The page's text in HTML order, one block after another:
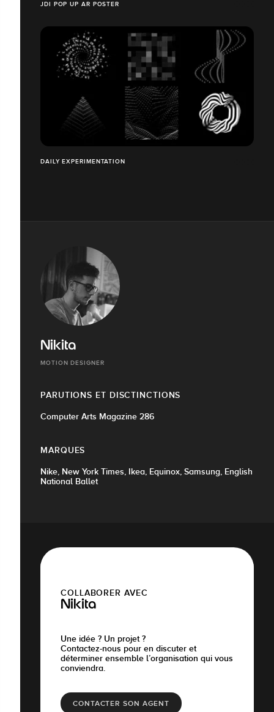
JDI POP UP AR POSTER
DAILY EXPERIMENTATION
Nikita
MOTION DESIGNER
PARUTIONS ET DISCTINCTIONS
Computer Arts Magazine 286
MARQUES
Nike, New York Times, Ikea, Equinox, Samsung, English
National Ballet
COLLABORER AVEC
Nikita
Une idée ? Un projet ?
Contactez-nous pour en discuter et
déterminer ensemble l’organisation qui vous
conviendra.
CONTACTER SON AGENT